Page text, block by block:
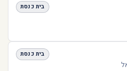
בית כנסת
בית כנסת